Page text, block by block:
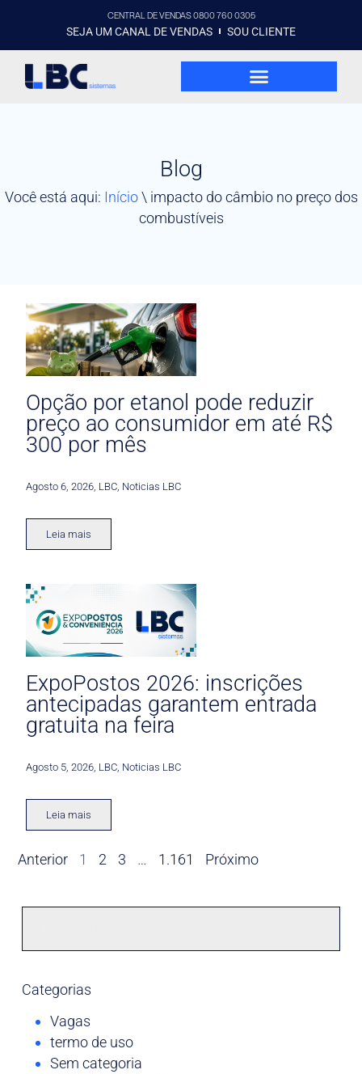
CENTRAL DE VENDAS 0800 760 0305
SEJA UM CANAL DE VENDAS SOU CLIENTE
Blog
Você está aqui: Início\ impacto do câmbio no preço dos
combustíveis
Opção por etanol pode reduzir
preço ao consumidor em até R$
300 por mês
Agosto 6, 2026 LBC Noticias LBC
Leia mais
ExpoPostos 2026: inscrições
antecipadas garantem entrada
gratuita na feira
Agosto 5, 2026 LBC Noticias LBC
Leia mais
Anterior 1 2 3 … 1.161 Próximo
Categorias
Vagas
termo de uso
Sem categoria